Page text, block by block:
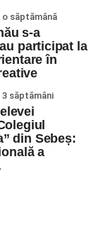
cu muzică din
and The
ai Orchestrei
„Armonia
reprezentanții
cuplurilor
o săptămână
s-a
participat la
în
3 săptămâni
din Sebeș:
a